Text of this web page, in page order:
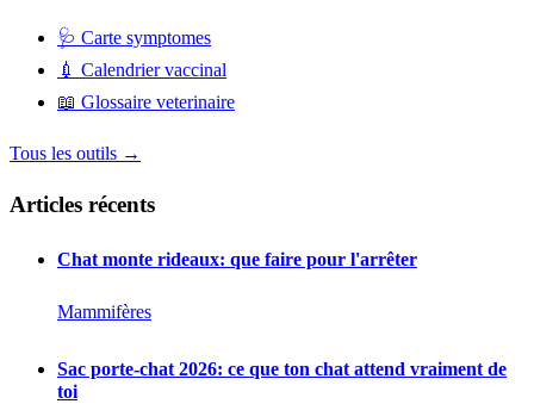
🩺 Carte symptomes
💉 Calendrier vaccinal
📖 Glossaire veterinaire
Tous les outils →
Articles récents
Chat monte rideaux: que faire pour l'arrêter
Mammifères
Sac porte-chat 2026: ce que ton chat attend vraiment de
toi